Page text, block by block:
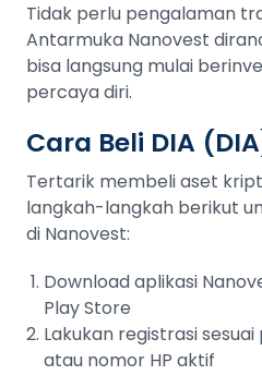
Tidak perlu pengalaman
Antarmuka Nanovest
bisa langsung mulai
percaya diri.
Cara Beli DIA
Tertarik membeli aset
langkah-langkah berikut
di Nanovest:
Download aplikasi
Play Store
Lakukan registrasi
atau nomor HP aktif